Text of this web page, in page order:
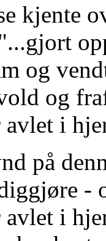
kjente
og
og
i
på
-
avlet i